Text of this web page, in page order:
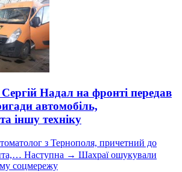
Надал на фронті передав
автомобіль,
іншу техніку
з Тернополя, причетний до
Наступна → Шахраї ошукували
соцмережу